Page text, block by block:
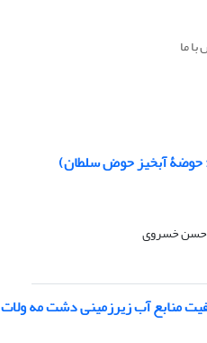
ما
حوضۀ آبخیز حوض سلطان)
حسن خسروی
منابع آب زیرزمینی دشت مه‏ ولات